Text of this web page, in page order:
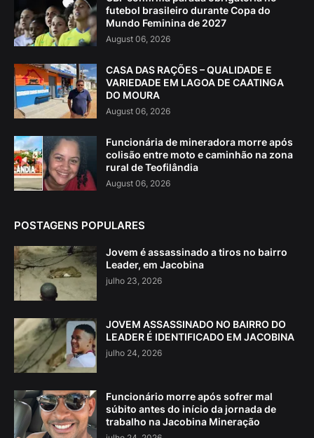
futebol brasileiro durante Copa do
Mundo Feminina de 2027
August 06, 2026
CASA DAS RAÇÕES – QUALIDADE E
VARIEDADE EM LAGOA DE CAATINGA
DO MOURA
August 06, 2026
Funcionária de mineradora morre após
colisão entre moto e caminhão na zona
rural de Teofilândia
August 06, 2026
POSTAGENS POPULARES
Jovem é assassinado a tiros no bairro
Leader, em Jacobina
julho 23, 2026
JOVEM ASSASSINADO NO BAIRRO DO
LEADER É IDENTIFICADO EM JACOBINA
julho 24, 2026
Funcionário morre após sofrer mal
súbito antes do início da jornada de
trabalho na Jacobina Mineração